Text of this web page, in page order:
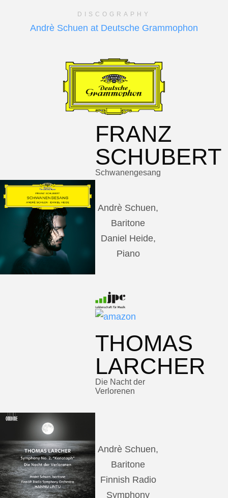
DISCOGRAPHY
Andrè Schuen at Deutsche Grammophon
FRANZ
SCHUBERT
Schwanengesang
Andrè Schuen,
Baritone
Daniel Heide,
Piano
THOMAS
LARCHER
Die Nacht der
Verlorenen
Andrè Schuen,
Baritone
Finnish Radio
Symphony